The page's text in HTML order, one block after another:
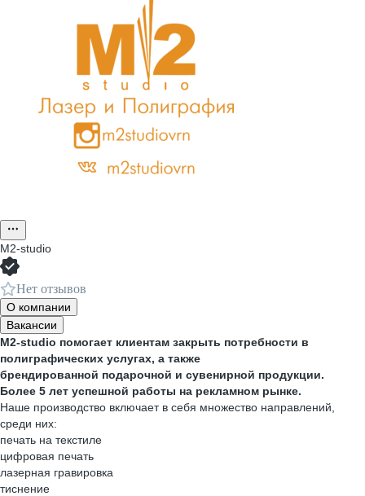
M2-studio
Нет отзывов
О компании
Вакансии
M2-studio помогает клиентам закрыть потребности в
полиграфических услугах, а также
брендированной подарочной и сувенирной продукции.
Более 5 лет успешной работы на рекламном рынке.
Наше производство включает в себя множество направлений,
среди них:
печать на текстиле
цифровая печать
лазерная гравировка
тиснение